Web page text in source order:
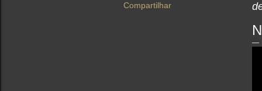
Compartilhar